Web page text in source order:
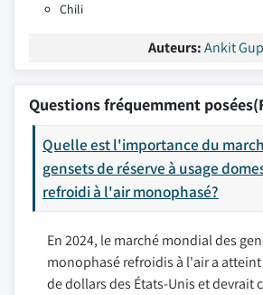
Chili
Auteurs:Ankit
Questions fréquemment
Quelle est l'importance du
gensets de réserve à usage
refroidi à l'air monophasé?
En 2024, le marché mondial des
monophasé refroidis à l'air a
de dollars des États-Unis et devrait